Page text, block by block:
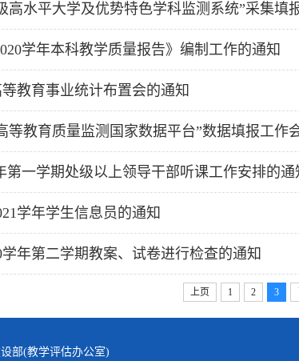
高水平大学及优势特色学科监测系统”采集填
学年本科教学质量报告》编制工作的通知
教育事业统计布置会的通知
等教育质量监测国家数据平台”数据填报工作
第一学期处级以上领导干部听课工作安排的通
学年学生信息员的通知
学年第二学期教案、试卷进行检查的通知
上页 1 2 3
部(教学评估办公室)